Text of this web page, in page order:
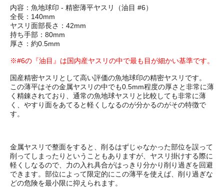
内容：魚地球印 - 精密薄平ヤスリ（油目 #6）
全長：140mm
ヤスリ面部長さ：42mm
持ち手部：80mm
厚さ：約0.5mm
※#6の『油目』は国内産ヤスリの中で最も目が細かい基準です。
国産精密ヤスリとして高い評価の魚地球印の精密ヤスリです。
この薄平はその金属ヤスリの中でも0.5mm程度の厚さと非常に薄
く精錬されており、通常の魚地球ヤスリと比較しても非常に薄
く、やすり面をあてると軽くしなるのが分かるのがその特徴で
す。
金属ヤスリで整面をすると、削るはずじゃなかった部位を誤って
削ってしまったりということもありますが、ヤスリ掛けする際に
軽くしなるので、力の入れ具合がはっきり分かり削り過ぎを回避
できます。部位によって限定的にこの薄平を使えば、削り過ぎな
どの危険を最小限に抑えられます。